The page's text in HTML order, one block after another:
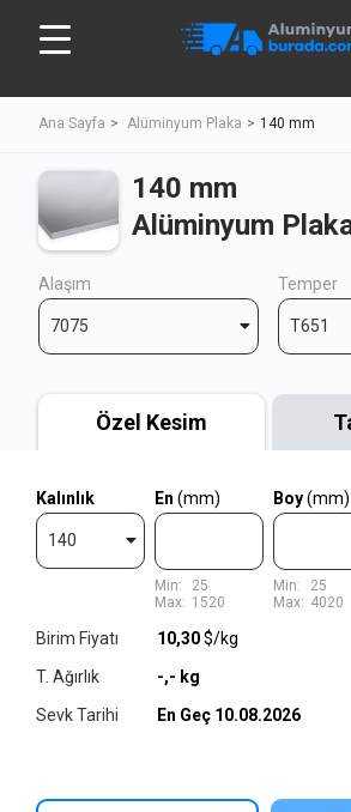
Ana Sayfa Alüminyum Plaka 140 mm
140 mm
Alüminyum
Alaşım
7075
Temper
T651
Özel Kesim
Kalınlık
140
En (mm)
Min:
Max:
25
1520
Boy(mm)
Min:
Max:
25
4020
Birim Fiyatı
T. Ağırlık
Sevk Tarihi
10,30$/kg
-,- kg
En Geç 10.08.2026